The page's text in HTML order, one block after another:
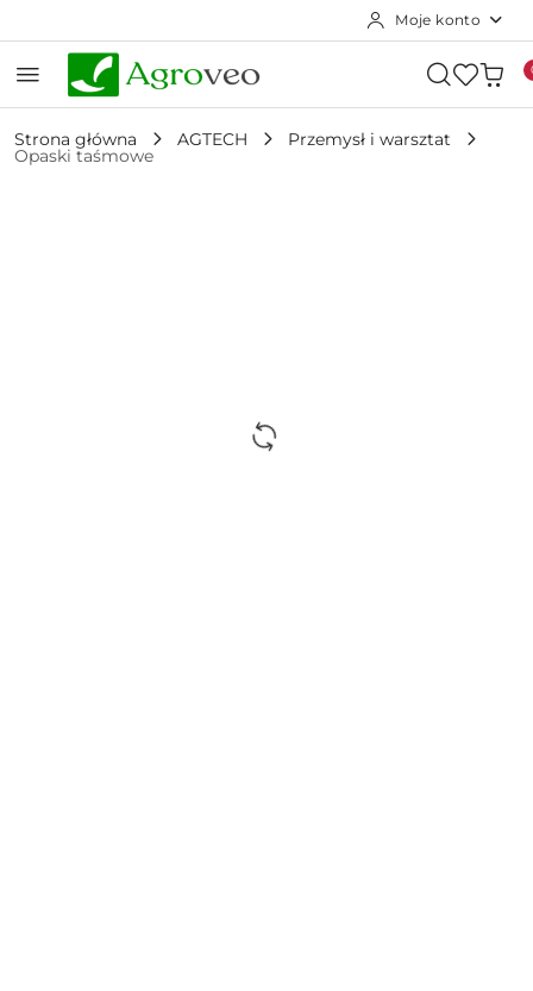
Moje konto
Strona główna AGTECH Przemysł i warsztat
Opaski taśmowe